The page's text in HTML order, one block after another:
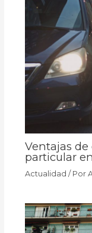
Ventajas
particular
Actualidad / Por